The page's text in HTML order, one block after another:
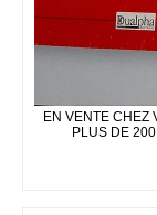
EN VENTE CHEZ
PLUS DE